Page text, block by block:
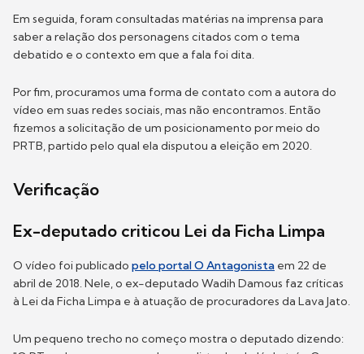
Em seguida, foram consultadas matérias na imprensa para
saber a relação dos personagens citados com o tema
debatido e o contexto em que a fala foi dita.
Por fim, procuramos uma forma de contato com a autora do
vídeo em suas redes sociais, mas não encontramos. Então
fizemos a solicitação de um posicionamento por meio do
PRTB, partido pelo qual ela disputou a eleição em 2020.
Verificação
Ex-deputado criticou Lei da Ficha Limpa
O vídeo foi publicado pelo portal O Antagonista em 22 de
abril de 2018. Nele, o ex-deputado Wadih Damous faz críticas
à Lei da Ficha Limpa e à atuação de procuradores da Lava Jato.
Um pequeno trecho no começo mostra o deputado dizendo: